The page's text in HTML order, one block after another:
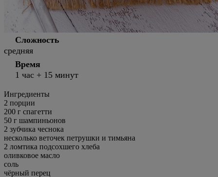
Сложность
средняя
Время
1 час + 15 минут
Ингредиенты
2 порции
200 г спагетти
50 г шампиньонов
2 зубчика чеснока
несколько веточек петрушки и тимьяна
2 ломтика подсохшего хлеба
оливковое масло
соль
чёрный перец